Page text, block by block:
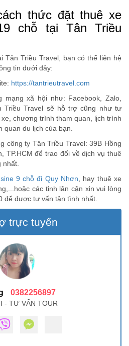
thức đặt thuê xe
chỗ tại Tân Triều
Tân Triều Travel, bạn có thể liên hệ
tin dưới đây:
https://tantrieutravel.com
xã hội như: Facebook, Zalo,
Triều Travel sẽ hỗ trợ cũng như tư
chương trình tham quan, lịch trình
quan du lịch của bạn.
công ty Tân Triều Travel: 39B Hồng
TP.HCM để trao đổi về dịch vụ thuê
9 chỗ đi Quy Nhơn , hay thuê xe
các tỉnh lân cận xin vui lòng
để được tư vấn tận tình nhất.
trực tuyến
0382256897
- TƯ VẤN TOUR